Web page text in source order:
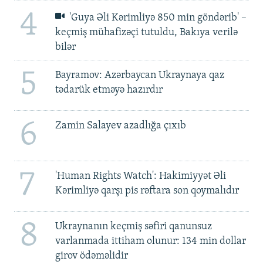
4
'Guya Əli Kərimliyə 850 min göndərib' –
keçmiş mühafizəçi tutuldu, Bakıya verilə
bilər
5
Bayramov: Azərbaycan Ukraynaya qaz
tədarük etməyə hazırdır
6 Zamin Salayev azadlığa çıxıb
7
'Human Rights Watch': Hakimiyyət Əli
Kərimliyə qarşı pis rəftara son qoymalıdır
8
Ukraynanın keçmiş səfiri qanunsuz
varlanmada ittiham olunur: 134 min dollar
girov ödəməlidir